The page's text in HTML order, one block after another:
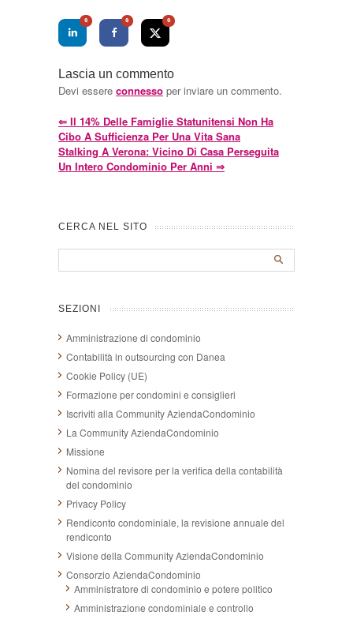
0 0 0
Lascia un commento
Devi essere connesso per inviare un commento.
⇐ Il 14% Delle Famiglie Statunitensi Non Ha
Cibo A Sufficienza Per Una Vita Sana
Stalking A Verona: Vicino Di Casa Perseguita
Un Intero Condominio Per Anni ⇒
CERCA NEL SITO
SEZIONI
Amministrazione di condominio
Contabilità in outsourcing con Danea
Cookie Policy (UE)
Formazione per condomini e consiglieri
Iscriviti alla Community AziendaCondominio
La Community AziendaCondominio
Missione
Nomina del revisore per la verifica della contabilità
del condominio
Privacy Policy
Rendiconto condominiale, la revisione annuale del
rendiconto
Visione della Community AziendaCondominio
Consorzio AziendaCondominio
Amministratore di condominio e potere politico
Amministrazione condominiale e controllo